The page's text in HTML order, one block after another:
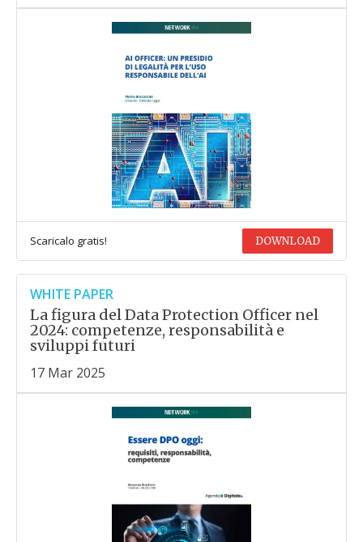
Scaricalo gratis! DOWNLOAD
WHITE PAPER
La figura del Data Protection Officer nel
2024: competenze, responsabilità e
sviluppi futuri
17 Mar 2025